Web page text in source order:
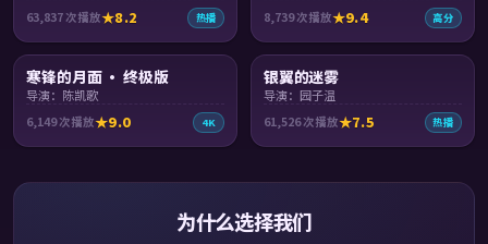
63,837 次播放 8.2 热播 8,739次播放 9.4 高分
寒锋的月面 · 终极版
导演：陈凯歌
6,149次播放 9.0 4K
银翼的迷雾
导演：园子温
61,526次播放 7.5 热播
为什么选择我们